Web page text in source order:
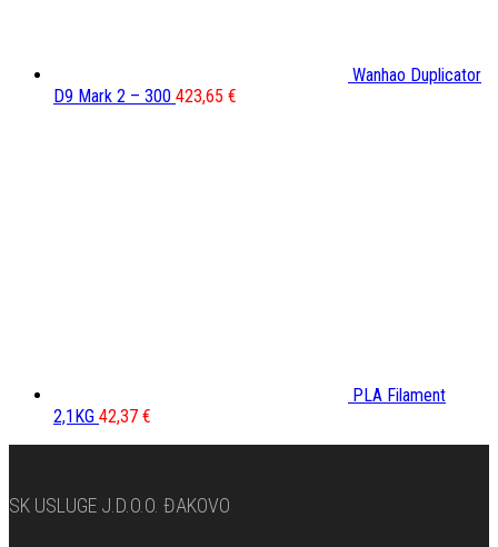
Wanhao Duplicator
D9 Mark 2 – 300 423,65 €
PLA Filament
2,1KG 42,37 €
SK USLUGE J.d.o.o. ĐAKOVO